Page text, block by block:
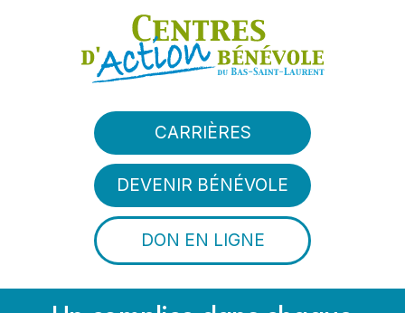
Aller au contenu principal
CARRIÈRES
DEVENIR BÉNÉVOLE
DON EN LIGNE